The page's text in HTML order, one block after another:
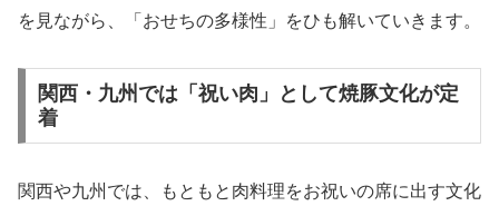
を見ながら、「おせちの多様性」をひも解いていきます。
関西・九州では「祝い肉」として焼豚文化が定
着
関西や九州では、もともと肉料理をお祝いの席に出す文化